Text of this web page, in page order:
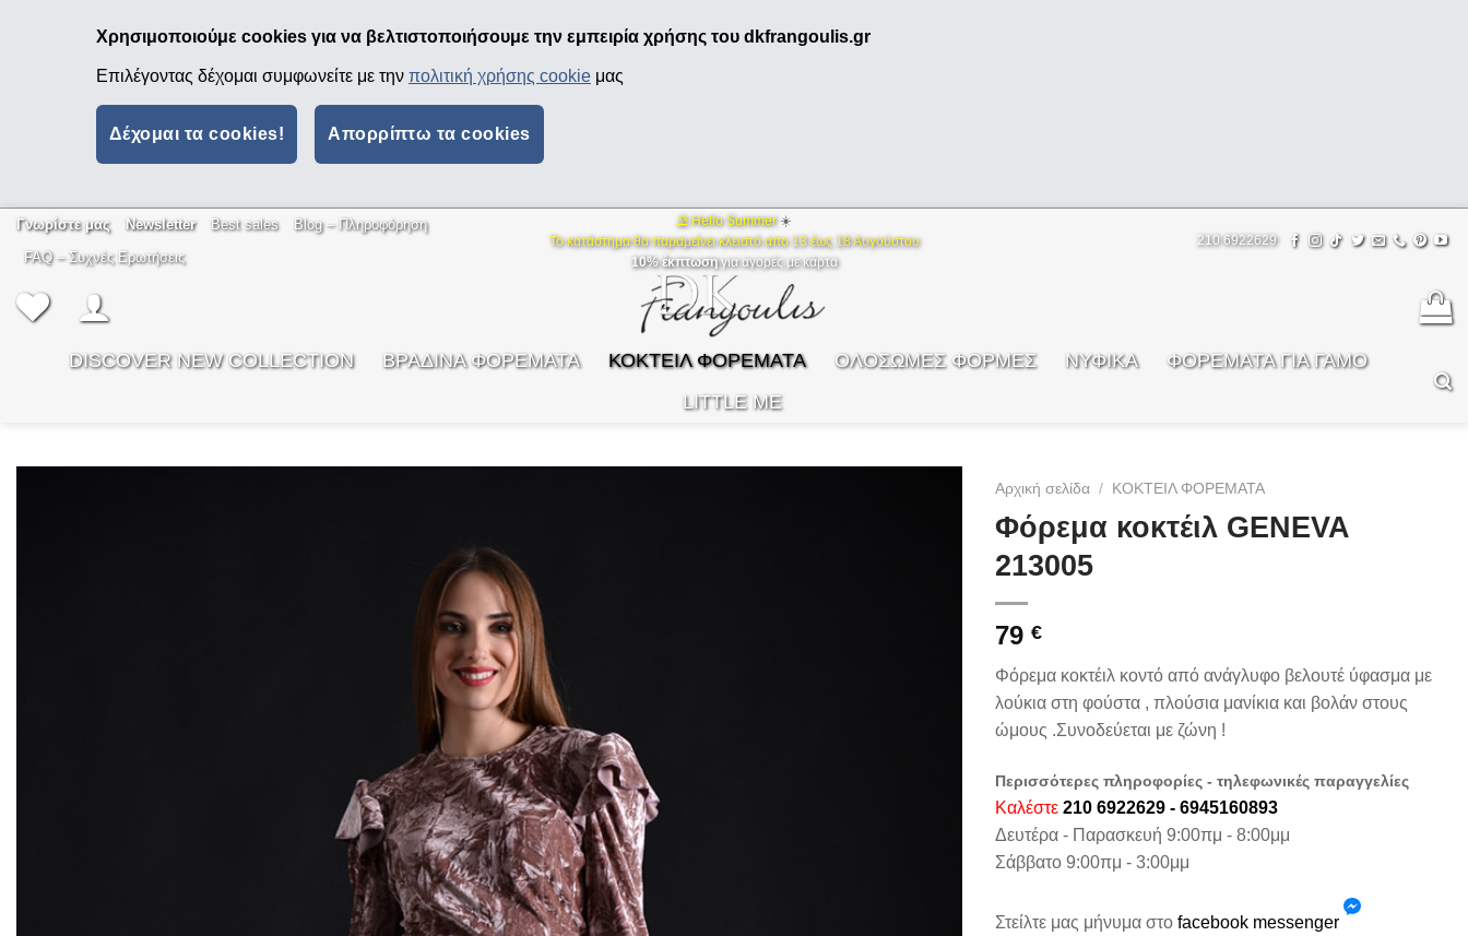
Χρησιμοποιούμε cookies για να βελτιστοποιήσουμε την εμπειρία χρήσης του dkfrangoulis.gr
Επιλέγοντας δέχομαι συμφωνείτε με την πολιτική χρήσης cookie μας
Δέχομαι τα cookies! Απορρίπτω τα cookies
Μετάβαση
Γνωρίστε μας Newsletter Best sales
Βlog – Πληροφόρηση
FAQ – Συχνές Ερωτήσεις
⛱ Hello Summer ☀️
Το κατάστημα θα παραμείνει κλειστό απο 13 έως 18 Αυγούστου
10% έκπτωσηγια αγορές με κάρτα
210 6922629
DISCOVER NEW COLLECTION ΒΡΑΔΙΝΑ ΦΟΡΕΜΑΤΑ ΚΟΚΤΕΙΛ ΦΟΡΕΜΑΤΑ ΟΛΟΣΩΜΕΣ ΦΟΡΜΕΣ ΝΥΦΙΚΑ
ΦOΡΕΜΑΤΑ ΓΙΑ ΓΑΜΟ
LITTLE ME
Αρχική σελίδα / ΚΟΚΤΕΙΛ ΦΟΡΕΜΑΤΑ
Φόρεμα κοκτέιλ GENEVA
213005
79 €
Φόρεμα κοκτέιλ κοντό από ανάγλυφο βελουτέ ύφασμα με
λούκια στη φούστα , πλούσια μανίκια και βολάν στους
ώμους .Συνοδεύεται με ζώνη !
Περισσότερες πληροφορίες - τηλεφωνικές παραγγελίες
Καλέστε 210 6922629 - 6945160893
Δευτέρα - Παρασκευή 9:00πμ - 8:00μμ
Σάββατο 9:00πμ - 3:00μμ
Στείλτε μας μήνυμα στο facebook messenger